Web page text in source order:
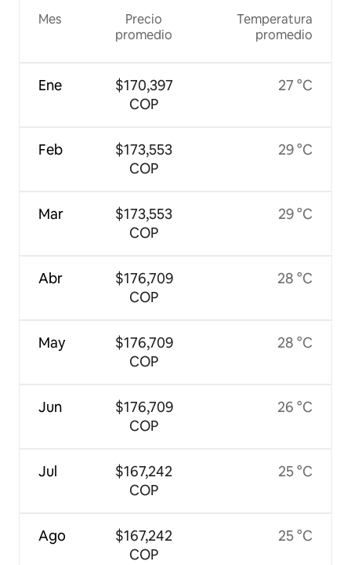
Mes
Ene
Feb
Mar
Abr
May
Jun
Jul
Ago
Precio
promedio
$170,397
COP
$173,553
COP
$173,553
COP
$176,709
COP
$176,709
COP
$176,709
COP
$167,242
COP
$167,242
COP
Temperatura
promedio
27 °C
29 °C
29 °C
28 °C
28 °C
26 °C
25 °C
25 °C